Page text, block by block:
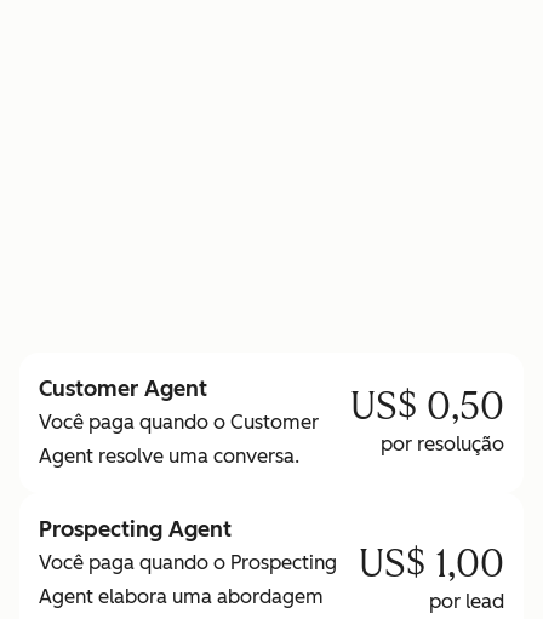
Customer Agent
Você paga quando o Customer
Agent resolve uma conversa.
US$ 0,50
por resolução
Prospecting Agent
Você paga quando o Prospecting
Agent elabora uma abordagem
US$ 1,00
por lead